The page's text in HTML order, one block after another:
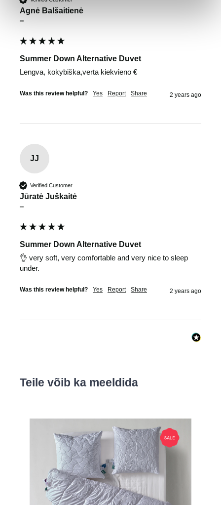
Agnė Balšaitienė
""
Summer Down Alternative Duvet
Lengva, kokybiška,verta kiekvieno €
Was this review helpful? Yes Report Share 2 years ago
JJ
Verified Customer
Jūratė Juškaitė
""
Summer Down Alternative Duvet
👌 very soft, very comfortable and very nice to sleep
under.
Was this review helpful? Yes Report Share 2 years ago
Teile võib ka meeldida